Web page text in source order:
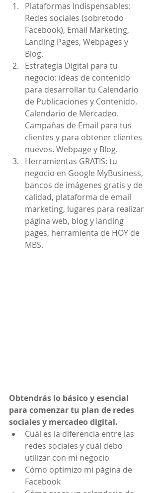
Plataformas Indispensables:
Redes sociales (sobretodo
Facebook), Email Marketing,
Landing Pages, Webpages y
Blog.
Estrategia Digital para tu
negocio: ideas de contenido
para desarrollar tu Calendario
de Publicaciones y Contenido.
Calendario de Mercadeo.
Campañas de Email para tus
clientes y para obtener clientes
nuevos. Webpage y Blog.
Herramientas GRATIS: tu
negocio en Google MyBusiness,
bancos de imágenes gratis y de
calidad, plataforma de email
marketing, lugares para realizar
página web, blog y landing
pages, herramienta de HOY de
MBS.
Obtendrás lo básico y esencial
para comenzar tu plan de redes
sociales y mercadeo digital.
Cuál es la diferencia entre las
redes sociales y cuál debo
utilizar con mi negocio
Cómo optimizo mi página de
Facebook